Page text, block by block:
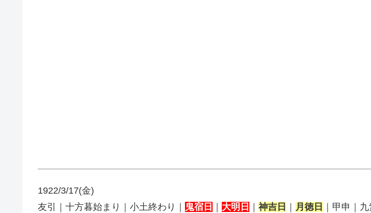
1922/3/17(金)
友引｜十方暮始まり｜小土終わり｜ 鬼宿日 大明日 神吉日 月徳日 ｜甲申｜